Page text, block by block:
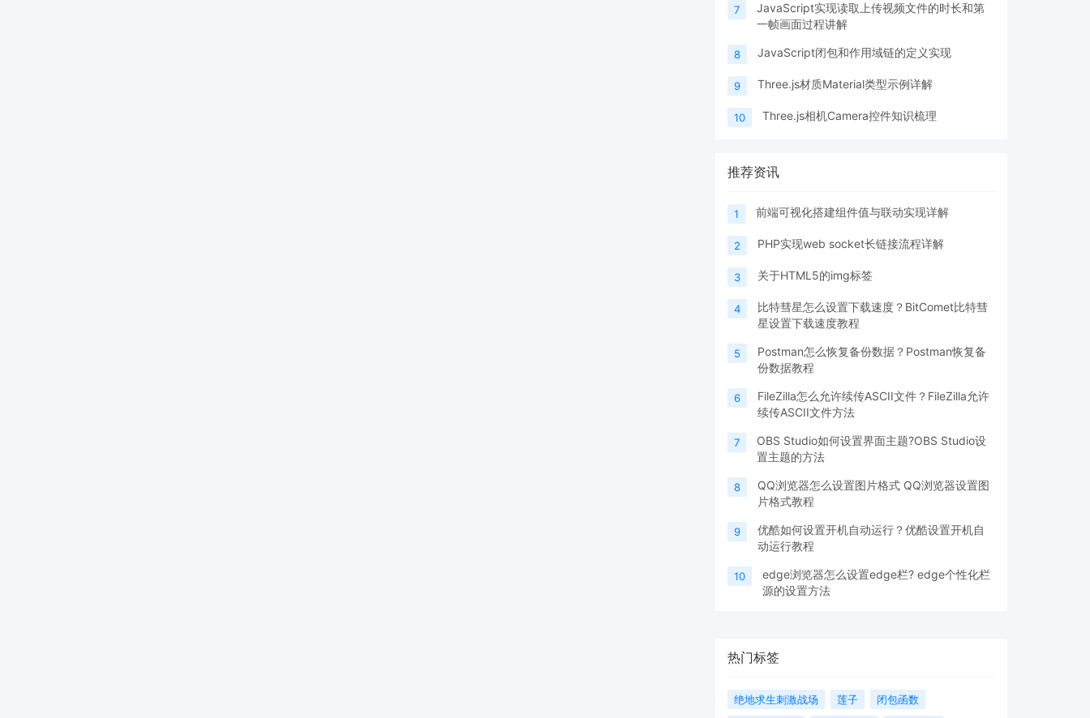
7
JavaScript实现读取上传视频文件的时长和第
一帧画面过程讲解
8 JavaScript闭包和作用域链的定义实现
9 Three.js材质Material类型示例详解
10 Three.js相机Camera控件知识梳理
推荐资讯
1 前端可视化搭建组件值与联动实现详解
2 PHP实现web socket长链接流程详解
3 关于HTML5的img标签
4
比特彗星怎么设置下载速度？BitComet比特彗
星设置下载速度教程
5
Postman怎么恢复备份数据？Postman恢复备
份数据教程
6
FileZilla怎么允许续传ASCII文件？FileZilla允许
续传ASCII文件方法
7
OBS Studio如何设置界面主题?OBS Studio设
置主题的方法
8
QQ浏览器怎么设置图片格式 QQ浏览器设置图
片格式教程
9
优酷如何设置开机自动运行？优酷设置开机自
动运行教程
10
edge浏览器怎么设置edge栏? edge个性化栏
源的设置方法
热门标签
绝地求生刺激战场 莲子
闭包函数